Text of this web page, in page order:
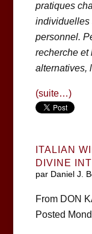
pratiques
individuelles
personnel.
recherche et
alternatives,
(suite…)
ITALIAN
DIVINE
par Daniel J.
From DON
Posted